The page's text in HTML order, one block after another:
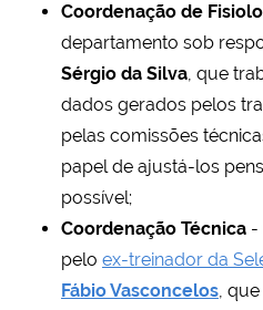
Coordenação de
departamento sob
Sérgio da Silva, que
dados gerados pelos
pelas comissões
papel de ajustá-los
possível;
Coordenação Técnica -
pelo ex-treinador da
Fábio Vasconcelos,